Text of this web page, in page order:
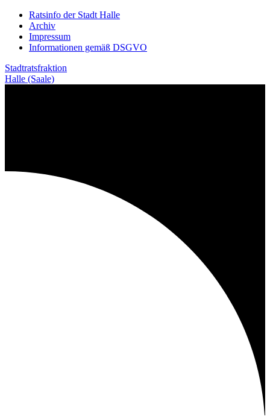
Weiter
zum
Inhalt
Ratsinfo der Stadt Halle
Archiv
Impressum
Informationen gemäß DSGVO
Stadtratsfraktion
Halle (Saale)